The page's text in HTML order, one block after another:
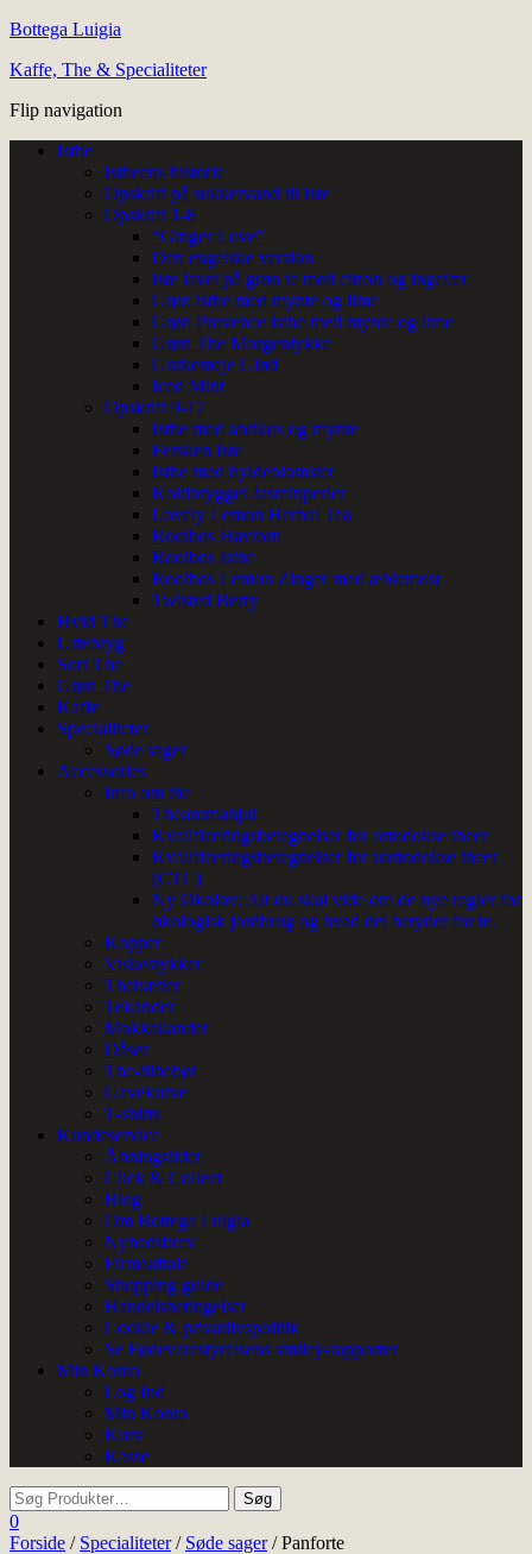
Bottega Luigia
Kaffe, The & Specialiteter
Flip navigation
Isthe
Istheens historie
Opskrift på sukkervand til Iste
Opskrift 1-8
“Ginger Love”
Den engelske version
Iste lavet på grøn te med citron og ingefær
Grøn isthe med mynte og lime
Grøn Provence isthe med mynte og lime
Grøn The Morgenlykke
Gurkemeje Glød
Iced Mint
Opskrift 9-17
Isthe med abrikos og mynte
Fersken Iste
Isthe med hyldeblomster
Koldbrygget Jasminperler
Lovely Lemon Herbal Tea
Rooibos Havtorn
Rooibos Isthe
Rooibos Lemon Zinger med æblemost
Twisted Berry
Hvid The
Urtebryg
Sort The
Grøn The
Kaffe
Specialiteter
Søde sager
Accessories
Info om the
Thearomahjul
Kvalificeringsbetegnelser for ortodokse theer
Kvalificeringsbetegnelser for uortodokse theer
(CTC)
Ny Økolov: Alt du skal vide om de nye regler for
økologisk jordbrug og hvad det betyder for te.
Kopper
Viskestykker
Thehætter
Tekander
Mokkakander
Dåser
The-tilbehør
Gavekurve
T-shirts
Kundeservice
Åbningstider
Click & Collect
Blog
Om Bottega Luigia
Nyhedsbrev
Firmaaftale
Shopping guide
Handelsbetingelser
Cookie & privatlivspolitik
Se Fødevarestyrelsens smiley-rapporter
Min Konto
Log Ind
Min Konto
Kurv
Kasse
0
Forside / Specialiteter/ Søde sager/ Panforte